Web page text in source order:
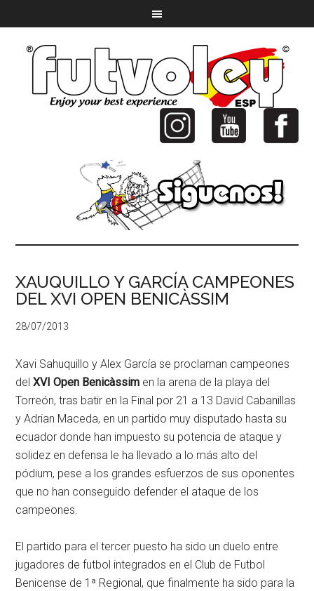
XAUQUILLO Y GARCÍA CAMPEONES
DEL XVI OPEN BENICÀSSIM
28/07/2013
Xavi Sahuquillo y Alex García se proclaman campeones
delXVI Open Benicàssim en la arena de la playa del
Torreón, tras batir en la Final por 21 a 13 David Cabanillas
y Adrian Maceda, en un partido muy disputado hasta su
ecuador donde han impuesto su potencia de ataque y
solidez en defensa le ha llevado a lo más alto del
pódium, pese a los grandes esfuerzos de sus oponentes
que no han conseguido defender el ataque de los
campeones.
El partido para el tercer puesto ha sido un duelo entre
jugadores de futbol integrados en el Club de Futbol
Benicense de 1ª Regional, que finalmente ha sido para la